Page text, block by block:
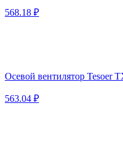
568.18 ₽
Осевой вентилятор Tesoer
563.04 ₽